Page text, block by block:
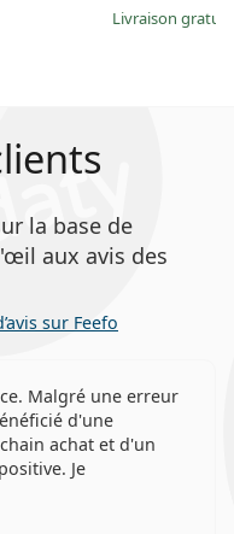
Livraison
la base de
aux avis des
sur Feefo
Malgré une erreur
d'une
achat et d'un
Je